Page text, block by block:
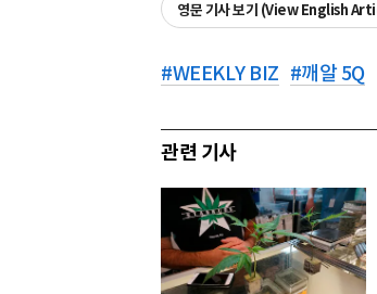
영문 기사 보기 (View English
#WEEKLY BIZ #깨알 5Q
관련 기사